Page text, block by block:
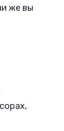
же вы